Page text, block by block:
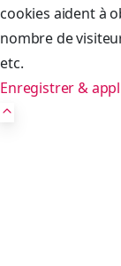
cookies aident à
nombre de
etc.
Enregistrer &